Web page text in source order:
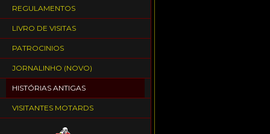
REGULAMENTOS
LIVRO DE VISITAS
PATROCINIOS
JORNALINHO (NOVO)
HISTÓRIAS ANTIGAS
VISITANTES MOTARDS